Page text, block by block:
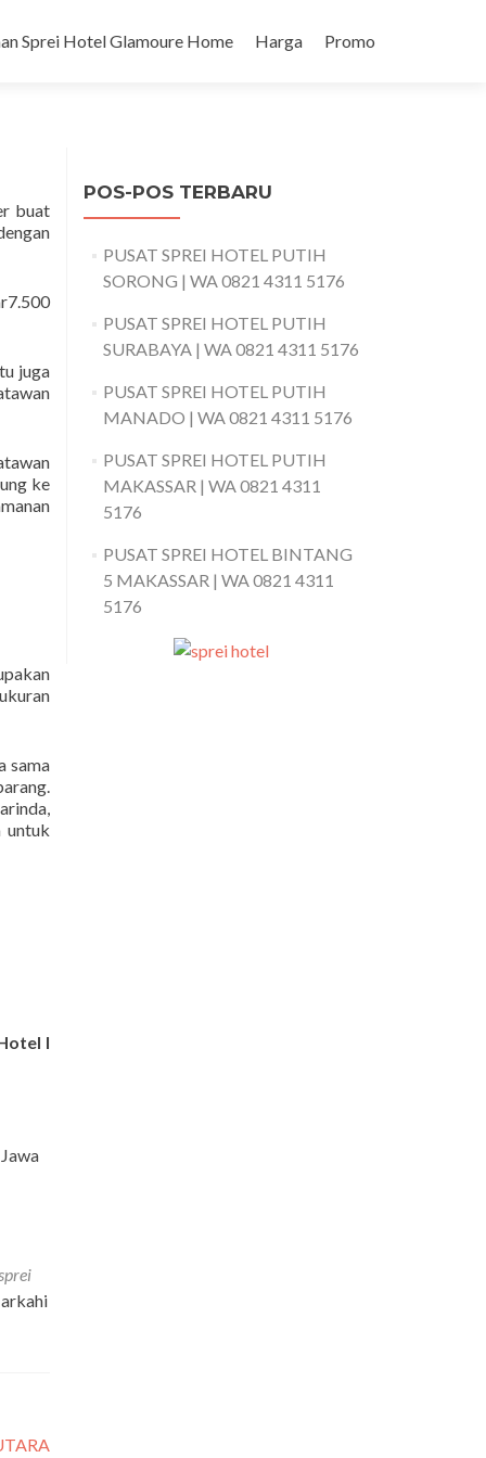
Sprei Hotel Glamoure Home Harga Promo
buat
juga
ke
sama
untuk
I
POS-POS TERBARU
PUSAT SPREI HOTEL PUTIH
SORONG | WA 0821 4311 5176
PUSAT SPREI HOTEL PUTIH
SURABAYA | WA 0821 4311 5176
PUSAT SPREI HOTEL PUTIH
MANADO | WA 0821 4311 5176
PUSAT SPREI HOTEL PUTIH
MAKASSAR | WA 0821 4311
5176
PUSAT SPREI HOTEL BINTANG
5 MAKASSAR | WA 0821 4311
5176